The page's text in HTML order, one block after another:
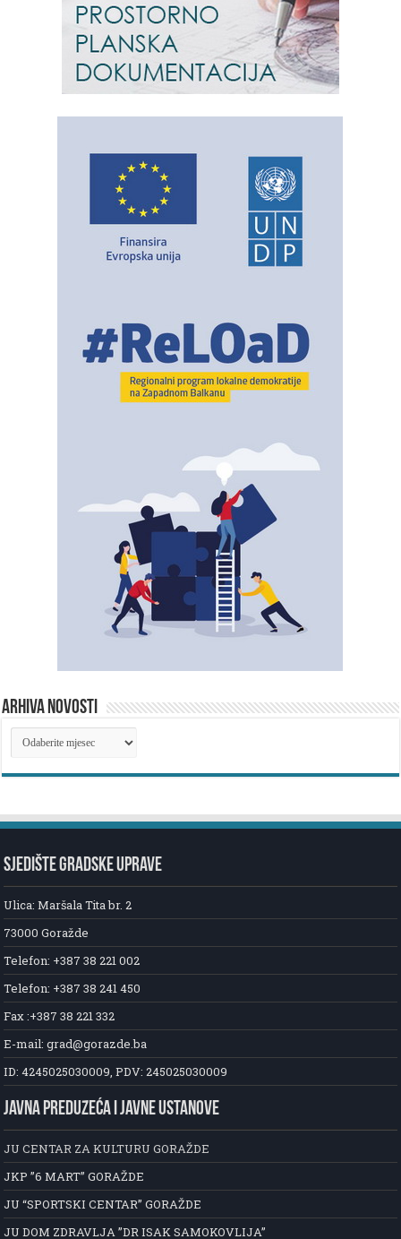
ARHIVA NOVOSTI
ARHIVA
NOVOSTI
SJEDIŠTE GRADSKE UPRAVE
Ulica: Maršala Tita br. 2
73000 Goražde
Telefon: +387 38 221 002
Telefon: +387 38 241 450
Fax :+387 38 221 332
E-mail: grad@gorazde.ba
ID: 4245025030009, PDV: 245025030009
JAVNA PREDUZEĆA I JAVNE USTANOVE
JU CENTAR ZA KULTURU GORAŽDE
JKP ”6 MART” GORAŽDE
JU “SPORTSKI CENTAR” GORAŽDE
JU DOM ZDRAVLJA ”DR ISAK SAMOKOVLIJA”